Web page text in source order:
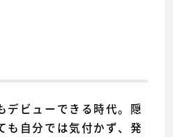
デビューできる時代。隠
も自分では気付かず、発